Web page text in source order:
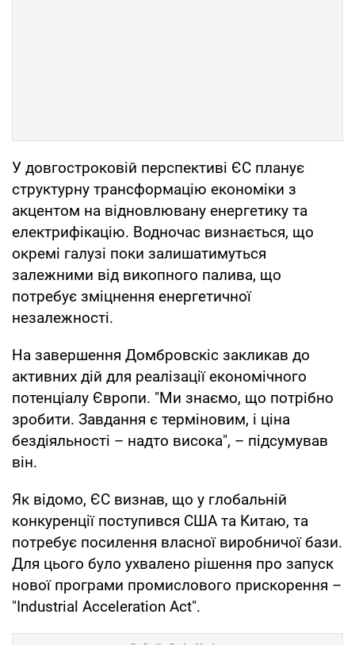
У довгостроковій перспективі ЄС планує
структурну трансформацію економіки з
акцентом на відновлювану енергетику та
електрифікацію. Водночас визнається, що
окремі галузі поки залишатимуться
залежними від викопного палива, що
потребує зміцнення енергетичної
незалежності.
На завершення Домбровскіс закликав до
активних дій для реалізації економічного
потенціалу Європи. "Ми знаємо, що потрібно
зробити. Завдання є терміновим, і ціна
бездіяльності – надто висока", – підсумував
він.
Як відомо, ЄС визнав, що у глобальній
конкуренції поступився США та Китаю, та
потребує посилення власної виробничої бази.
Для цього було ухвалено рішення про запуск
нової програми промислового прискорення –
"Industrial Acceleration Act".